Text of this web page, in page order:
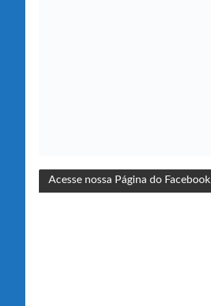
Acesse nossa Página do Facebook